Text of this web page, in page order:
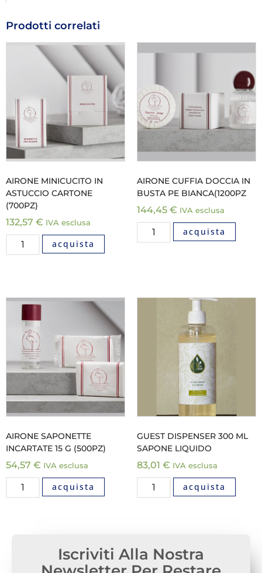
Prodotti correlati
AIRONE MINICUCITO IN
ASTUCCIO CARTONE
(700PZ)
132,57 € IVA esclusa
acquista
AIRONE CUFFIA DOCCIA IN
BUSTA PE BIANCA(1200PZ
144,45 € IVA esclusa
acquista
AIRONE SAPONETTE
INCARTATE 15 G (500PZ)
54,57 € IVA esclusa
acquista
GUEST DISPENSER 300 ML
SAPONE LIQUIDO
83,01 € IVA esclusa
acquista
Iscriviti Alla Nostra